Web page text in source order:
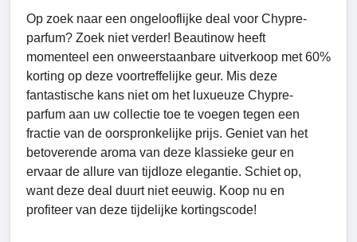
Op zoek naar een ongelooflijke deal voor Chypre-
parfum? Zoek niet verder! Beautinow heeft
momenteel een onweerstaanbare uitverkoop met 60%
korting op deze voortreffelijke geur. Mis deze
fantastische kans niet om het luxueuze Chypre-
parfum aan uw collectie toe te voegen tegen een
fractie van de oorspronkelijke prijs. Geniet van het
betoverende aroma van deze klassieke geur en
ervaar de allure van tijdloze elegantie. Schiet op,
want deze deal duurt niet eeuwig. Koop nu en
profiteer van deze tijdelijke kortingscode!